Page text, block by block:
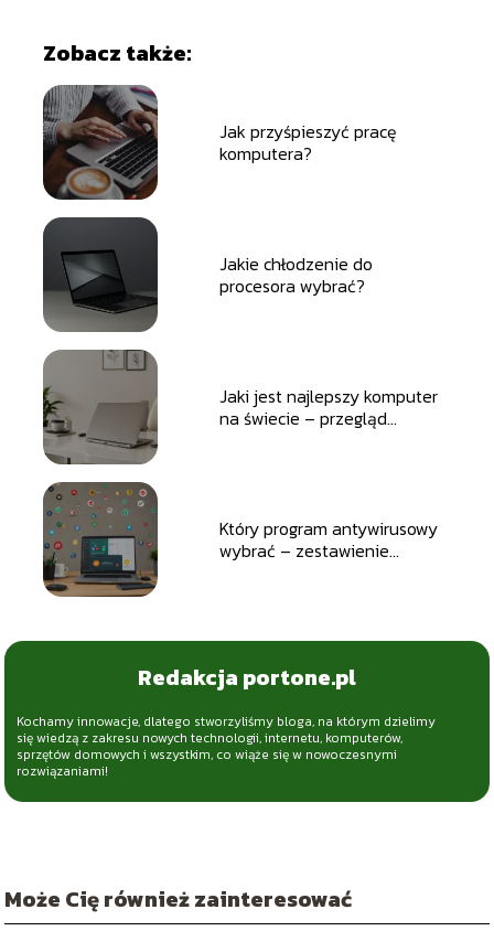
Zobacz także:
Jak przyśpieszyć pracę
komputera?
Jakie chłodzenie do
procesora wybrać?
Jaki jest najlepszy komputer
na świecie – przegląd
Który program antywirusowy
wybrać – zestawienie
Redakcja portone.pl
Kochamy innowacje, dlatego stworzyliśmy bloga, na którym dzielimy
się wiedzą z zakresu nowych technologii, internetu, komputerów,
sprzętów domowych i wszystkim, co wiąże się w nowoczesnymi
rozwiązaniami!
Może Cię również zainteresować